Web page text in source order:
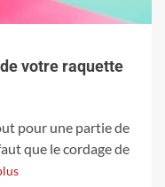
votre raquette
pour une partie de
que le cordage de